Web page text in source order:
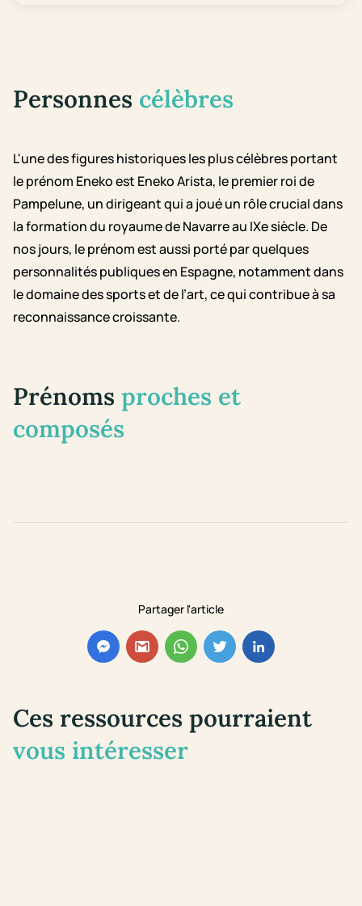
Partager l'article
Personnes célèbres
L'une des figures historiques les plus célèbres portant
le prénom Eneko est Eneko Arista, le premier roi de
Pampelune, un dirigeant qui a joué un rôle crucial dans
la formation du royaume de Navarre au IXe siècle. De
nos jours, le prénom est aussi porté par quelques
personnalités publiques en Espagne, notamment dans
le domaine des sports et de l’art, ce qui contribue à sa
reconnaissance croissante.
Prénoms proches et
composés
Ces ressources pourraient
vous intéresser